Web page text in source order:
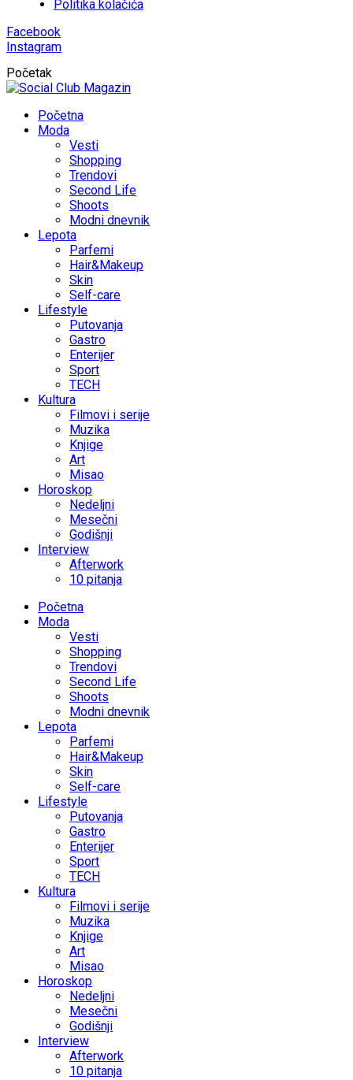
Politika kolačića
Facebook
Instagram
Početak
Početna
Moda
Vesti
Shopping
Trendovi
Second Life
Shoots
Modni dnevnik
Lepota
Parfemi
Hair&Makeup
Skin
Self-care
Lifestyle
Putovanja
Gastro
Enterijer
Sport
TECH
Kultura
Filmovi i serije
Muzika
Knjige
Art
Misao
Horoskop
Nedeljni
Mesečni
Godišnji
Interview
Afterwork
10 pitanja
Početna
Moda
Vesti
Shopping
Trendovi
Second Life
Shoots
Modni dnevnik
Lepota
Parfemi
Hair&Makeup
Skin
Self-care
Lifestyle
Putovanja
Gastro
Enterijer
Sport
TECH
Kultura
Filmovi i serije
Muzika
Knjige
Art
Misao
Horoskop
Nedeljni
Mesečni
Godišnji
Interview
Afterwork
10 pitanja